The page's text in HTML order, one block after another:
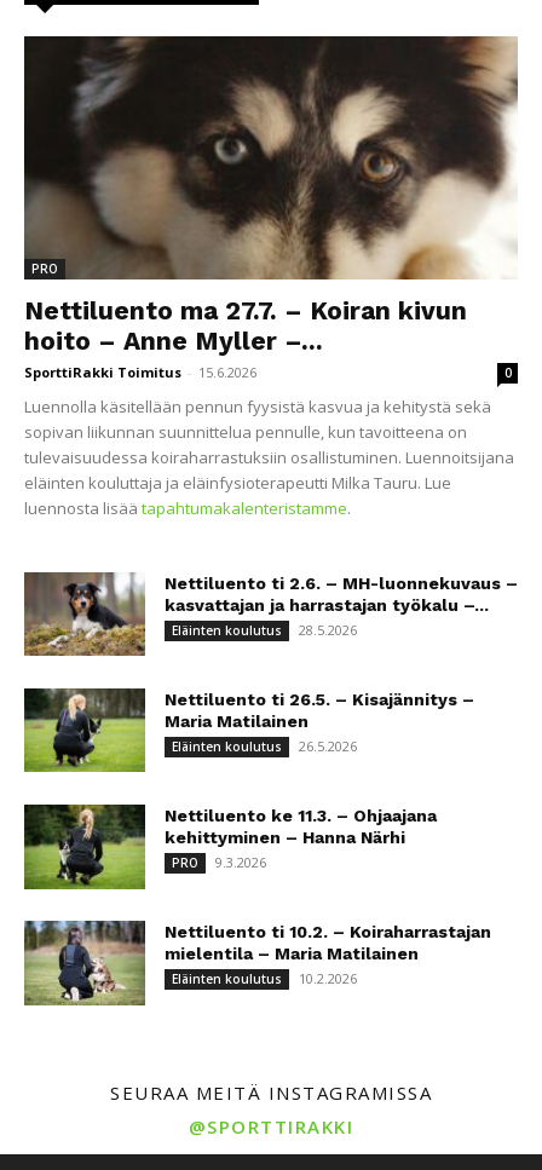
PRO
Nettiluento ma 27.7. – Koiran kivun
hoito – Anne Myller –...
SporttiRakki Toimitus - 15.6.2026 0
Luennolla käsitellään pennun fyysistä kasvua ja kehitystä sekä
sopivan liikunnan suunnittelua pennulle, kun tavoitteena on
tulevaisuudessa koiraharrastuksiin osallistuminen. Luennoitsijana
eläinten kouluttaja ja eläinfysioterapeutti Milka Tauru. Lue
luennosta lisää tapahtumakalenteristamme.
Nettiluento ti 2.6. – MH-luonnekuvaus –
kasvattajan ja harrastajan työkalu –...
Eläinten koulutus 28.5.2026
Nettiluento ti 26.5. – Kisajännitys –
Maria Matilainen
Eläinten koulutus 26.5.2026
Nettiluento ke 11.3. – Ohjaajana
kehittyminen – Hanna Närhi
PRO 9.3.2026
Nettiluento ti 10.2. – Koiraharrastajan
mielentila – Maria Matilainen
Eläinten koulutus 10.2.2026
SEURAA MEITÄ INSTAGRAMISSA
@SPORTTIRAKKI